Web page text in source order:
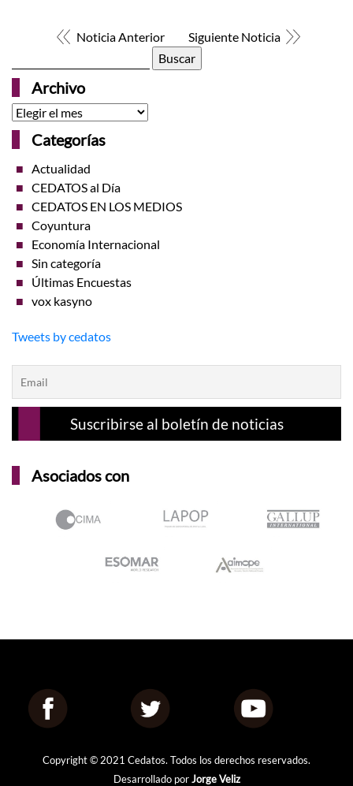
Noticia Anterior
Siguiente Noticia
Archivo
Archivo
Categorías
Actualidad
CEDATOS al Día
CEDATOS EN LOS MEDIOS
Coyuntura
Economía Internacional
Sin categoría
Últimas Encuestas
vox kasyno
Tweets by cedatos
Asociados con
Copyright © 2021 Cedatos. Todos los derechos reservados.
Desarrollado porJorge Veliz